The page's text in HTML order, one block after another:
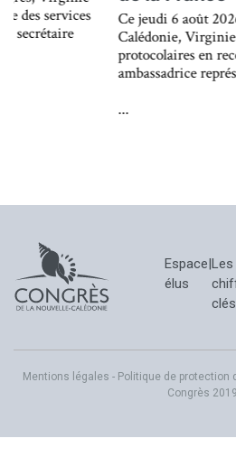
Ce jeudi 6 août 2026, la Présidente
Calédonie, Virginie RUFFENACH,
protocolaires en recevant Mme
ambassadrice représentante
Espace
élus
Les
clés
Mentions légales - Politique de protection
Congrès 2019